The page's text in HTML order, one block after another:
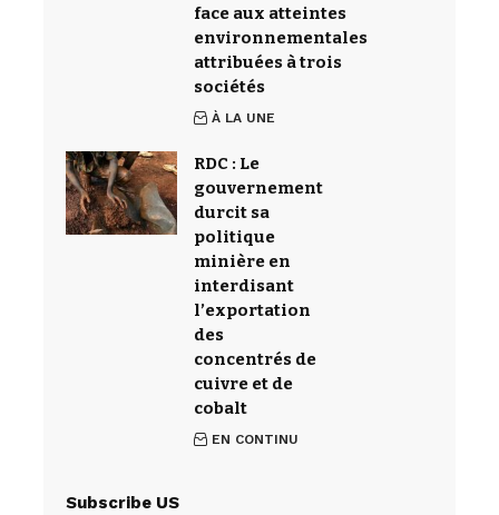
face aux atteintes
environnementales
attribuées à trois
sociétés
À LA UNE
RDC : Le
gouvernement
durcit sa
politique
minière en
interdisant
l’exportation
des
concentrés de
cuivre et de
cobalt
EN CONTINU
Subscribe US